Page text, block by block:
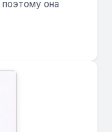
поэтому она